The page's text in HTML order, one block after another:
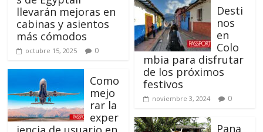
llevarán mejoras en
cabinas y asientos
más cómodos
octubre 15, 2025 0
Como
mejo
rar la
exper
Desti
nos
en
Colo
mbia para disfrutar
de los próximos
festivos
noviembre 3, 2024 0
Pana